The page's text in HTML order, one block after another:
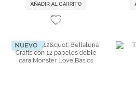
AÑADIR AL CARRITO
NUEVO